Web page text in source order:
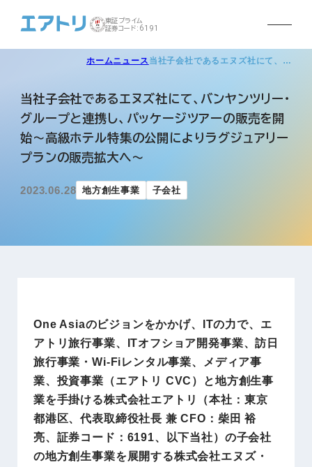
東証プライム
証券コード:6191
ホームニュース 当社子会社であるエヌズ社にて、…
当社子会社であるエヌズ社にて、バンヤンツリー・
グループと連携し、パッケージツアーの販売を開
始～高級ホテル特集の公開によりラグジュアリー
プランの販売拡大へ～
2023.06.28 地方創生事業 子会社
One Asiaのビジョンをかかげ、ITの力で、エ
アトリ旅行事業、ITオフショア開発事業、訪日
旅行事業・Wi-Fiレンタル事業、メディア事
業、投資事業（エアトリ CVC）と地方創生事
業を手掛ける株式会社エアトリ（本社：東京
都港区、代表取締役社長 兼 CFO：柴田 裕
亮、証券コード：6191、以下当社）の子会社
の地方創生事業を展開する株式会社エヌズ・